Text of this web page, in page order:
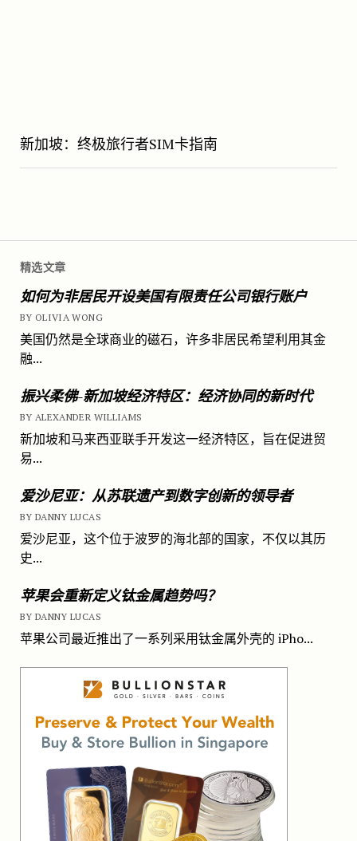
精选文章
如何为非居民开设美国有限责任公司银行账户
BY OLIVIA WONG
美国仍然是全球商业的磁石，许多非居民希望利用其金
融...
振兴柔佛-新加坡经济特区：经济协同的新时代
BY ALEXANDER WILLIAMS
新加坡和马来西亚联手开发这一经济特区，旨在促进贸
易...
爱沙尼亚：从苏联遗产到数字创新的领导者
BY DANNY LUCAS
爱沙尼亚，这个位于波罗的海北部的国家，不仅以其历
史...
苹果会重新定义钛金属趋势吗？
BY DANNY LUCAS
苹果公司最近推出了一系列采用钛金属外壳的 iPho...
新加坡：终极旅行者SIM卡指南